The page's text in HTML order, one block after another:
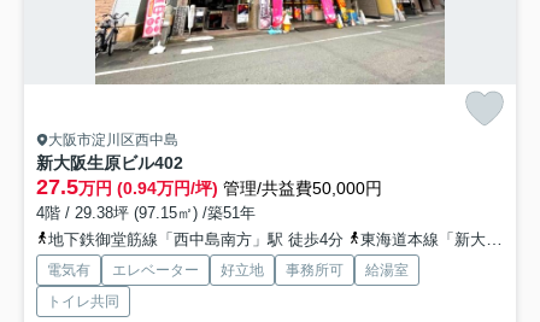
大阪市淀川区西中島
新大阪生原ビル402
27.5万円 (0.94万円/坪) 管理/共益費50,000円
4階 / 29.38坪 (97.15㎡) /築51年
地下鉄御堂筋線「西中島南方」駅 徒歩4分
東海道本線「新大阪」駅 徒歩14分
電気有 エレベーター 好立地 事務所可
給湯室
トイレ共同